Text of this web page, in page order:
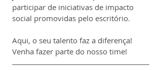
participar de iniciativas de impacto
social promovidas pelo escritório.
Aqui, o seu talento faz a diferença!
Venha fazer parte do nosso time!